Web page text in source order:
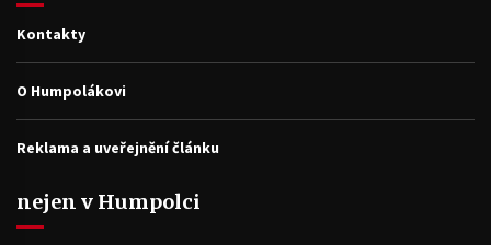
Kontakty
O Humpolákovi
Reklama a uveřejnění článku
nejen v Humpolci